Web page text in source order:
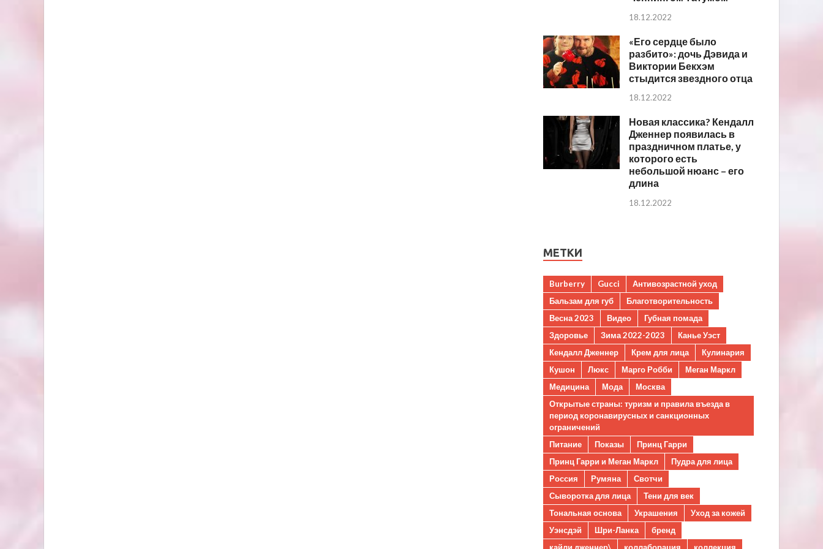
18.12.2022
«Его сердце было
разбито»: дочь Дэвида и
Виктории Бекхэм
стыдится звездного отца
18.12.2022
Новая классика? Кендалл
Дженнер появилась в
праздничном платье, у
которого есть
небольшой нюанс – его
длина
18.12.2022
МЕТКИ
Burberry Gucci
Антивозрастной уход
Бальзам для губ
Благотворительность
Весна 2023
Видео
Губная помада
Здоровье
Зима 2022-2023
Канье Уэст
Кендалл Дженнер
Крем для лица
Кулинария
Кушон
Люкс Марго Робби
Меган Маркл
Медицина
Мода
Москва
Открытые страны: туризм и правила въезда в
период коронавирусных и санкционных
ограничений
Питание
Показы
Принц Гарри
Принц Гарри и Меган Маркл
Пудра для лица
Россия
Румяна
Свотчи
Сыворотка для лица
Тени для век
Тональная основа
Украшения
Уход за кожей
Уэнсдэй
Шри-Ланка
бренд